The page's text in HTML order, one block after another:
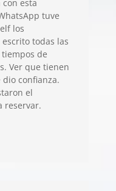
esta
tuve
los
todas las
de
Ver que tienen
dio confianza.
el
reservar.